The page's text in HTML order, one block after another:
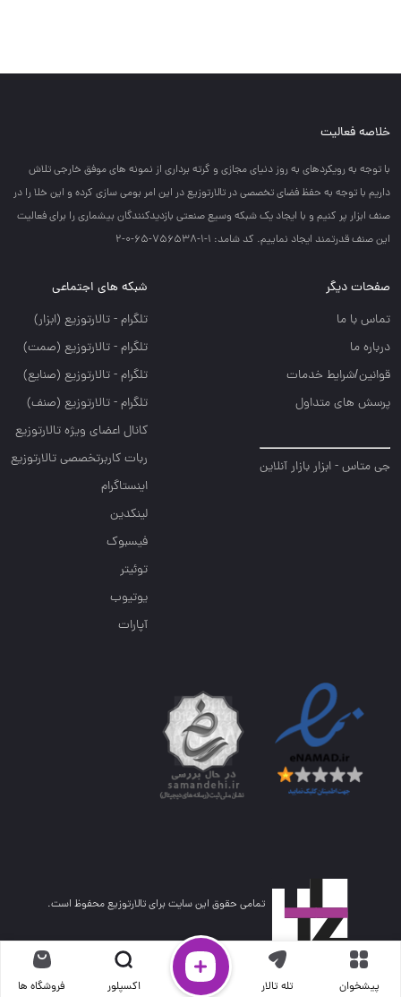
پیشخوان تله تالار اکسپلور فروشگاه ها
خلاصه فعالیت
با توجه به رويكردهاي به روز دنياي مجازي و گرته برداري از نمونه هاي موفق خارجي تلاش
داريم با توجه به حفظ فضاي تخصصي در تالارتوزيع در اين امر بومي سازي كرده و اين خلا را در
صنف ابزار پر كنيم و با ايجاد يك شبكه وسيع صنعتي بازديدكنندگان بيشماري را براي فعاليت
اين صنف قدرتمند ايجاد نماييم. کد شامد: 1-1-756538-65-0-2
صفحات دیگر
تماس با ما
درباره ما
قوانین/شرایط خدمات
پرسش های متداول
جی متاس - ابزار بازار آنلاین
شبکه های اجتماعی
تلگرام - تالارتوزيع (ابزار)
تلگرام - تالارتوزيع (صمت)
تلگرام - تالارتوزيع (صنايع)
تلگرام - تالارتوزیع (صنف)
کانال اعضای ویژه تالارتوزیع
ربات کاربرتخصصی تالارتوزیع
اینستاگرام
لینکدین
فیسبوک
توئیتر
یوتیوب
آپارات
تمامی حقوق این سایت برای تالارتوزیع محفوظ است.